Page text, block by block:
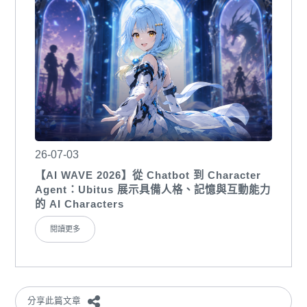
26-07-03
【AI WAVE 2026】從 Chatbot 到 Character
Agent：Ubitus 展示具備人格、記憶與互動能力
的 AI Characters
閱讀更多
分享此篇文章